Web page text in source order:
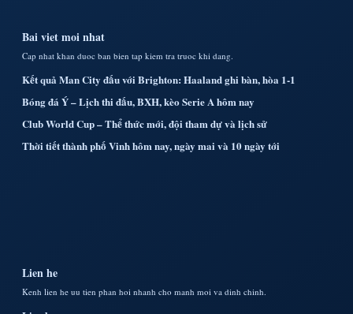
Bai viet moi nhat
Cap nhat khan duoc ban bien tap kiem tra truoc khi dang.
Kết quả Man City đấu với Brighton: Haaland ghi bàn, hòa 1-1
Bóng đá Ý – Lịch thi đấu, BXH, kèo Serie A hôm nay
Club World Cup – Thể thức mới, đội tham dự và lịch sử
Thời tiết thành phố Vinh hôm nay, ngày mai và 10 ngày tới
Lien he
Kenh lien he uu tien phan hoi nhanh cho manh moi va dinh chinh.